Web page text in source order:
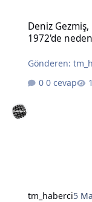
Deniz
1972'de
Gönderen:
0 cevap
tm_haberci5